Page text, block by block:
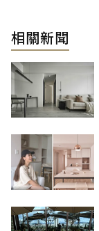
相關新聞